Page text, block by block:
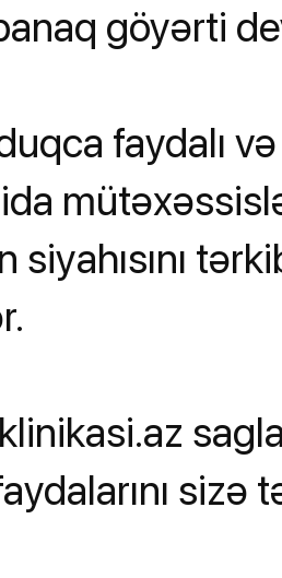
göyərti
faydalı
siyahısını
sizə